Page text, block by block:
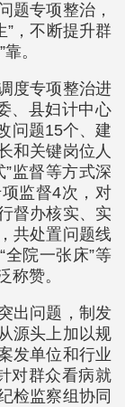
题专项整治，
”，不断提升群
。
度专项整治进
、县妇计中心
问题15个、建
和关键岗位人
”监督等方式深
监督4次，对
督办核实、实
共处置问题线
全院一张床”等
称赞。
出问题，制发
源头上加以规
发单位和行业
对群众看病就
检监察组协同